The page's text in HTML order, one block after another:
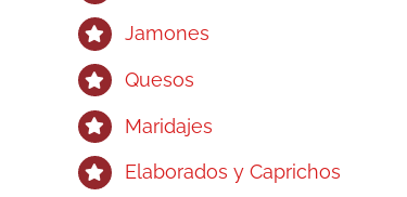
Jamones
Quesos
Maridajes
Elaborados y Caprichos